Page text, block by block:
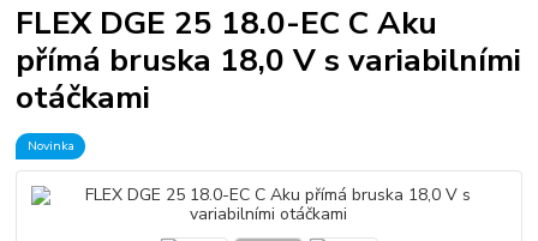
FLEX DGE 25 18.0-EC C Aku
přímá bruska 18,0 V s variabilními
otáčkami
Novinka